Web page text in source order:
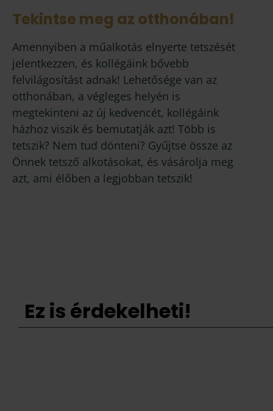
Tekintse meg az otthonában!
Amennyiben a műalkotás elnyerte tetszését
jelentkezzen, és kollégáink bővebb
felvilágosítást adnak! Lehetősége van az
otthonában, a végleges helyén is
megtekinteni az új kedvencét, kollégáink
házhoz viszik és bemutatják azt! Több is
tetszik? Nem tud dönteni? Gyűjtse össze az
Önnek tetsző alkotásokat, és vásárolja meg
azt, ami élőben a legjobban tetszik!
Ez is érdekelheti!